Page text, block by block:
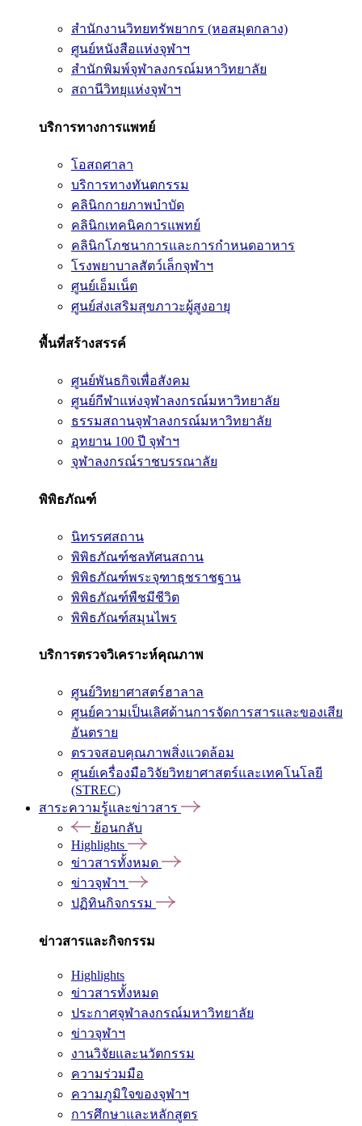
สำนักงานวิทยทรัพยากร (หอสมุดกลาง)
ศูนย์หนังสือแห่งจุฬาฯ
สำนักพิมพ์จุฬาลงกรณ์มหาวิทยาลัย
สถานีวิทยุแห่งจุฬาฯ
บริการทางการแพทย์
โอสถศาลา
บริการทางทันตกรรม
คลินิกกายภาพบำบัด
คลินิกเทคนิคการแพทย์
คลินิกโภชนาการและการกำหนดอาหาร
โรงพยาบาลสัตว์เล็กจุฬาฯ
ศูนย์เอ็มเน็ต
ศูนย์ส่งเสริมสุขภาวะผู้สูงอายุ
พื้นที่สร้างสรรค์
ศูนย์พันธกิจเพื่อสังคม
ศูนย์กีฬาแห่งจุฬาลงกรณ์มหาวิทยาลัย
ธรรมสถานจุฬาลงกรณ์มหาวิทยาลัย
อุทยาน 100 ปี จุฬาฯ
จุฬาลงกรณ์ราชบรรณาลัย
พิพิธภัณฑ์
นิทรรศสถาน
พิพิธภัณฑ์ชลทัศนสถาน
พิพิธภัณฑ์พระจุฑาธุชราชฐาน
พิพิธภัณฑ์พืชมีชีวิต
พิพิธภัณฑ์สมุนไพร
บริการตรวจวิเคราะห์คุณภาพ
ศูนย์วิทยาศาสตร์ฮาลาล
ศูนย์ความเป็นเลิศด้านการจัดการสารและของเสีย
อันตราย
ตรวจสอบคุณภาพสิ่งแวดล้อม
ศูนย์เครื่องมือวิจัยวิทยาศาสตร์และเทคโนโลยี
(STREC)
สาระความรู้และข่าวสาร
ย้อนกลับ
Highlights
ข่าวสารทั้งหมด
ข่าวจุฬาฯ
ปฏิทินกิจกรรม
ข่าวสารและกิจกรรม
Highlights
ข่าวสารทั้งหมด
ประกาศจุฬาลงกรณ์มหาวิทยาลัย
ข่าวจุฬาฯ
งานวิจัยและนวัตกรรม
ความร่วมมือ
ความภูมิใจของจุฬาฯ
การศึกษาและหลักสูตร